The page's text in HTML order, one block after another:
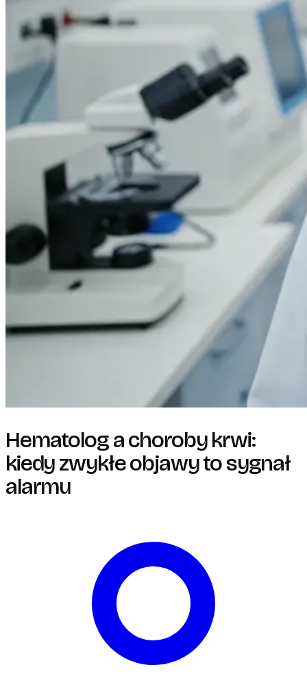
Hematolog a choroby krwi:
kiedy zwykłe objawy to sygnał
alarmu